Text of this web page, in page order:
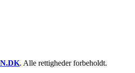
. Alle rettigheder forbeholdt.